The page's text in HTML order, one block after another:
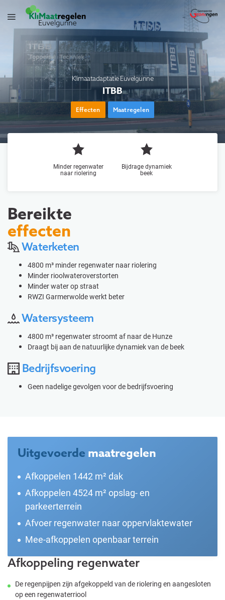
Klimaatadaptatie Euvelgunne
ITBB
Effecten Maatregelen
Minder regenwater
naar riolering
Bijdrage dynamiek
beek
Bereikte
effecten
Waterketen
4800 m³ minder regenwater naar riolering
Minder rioolwateroverstorten
Minder water op straat
RWZI Garmerwolde werkt beter
Watersysteem
4800 m³ regenwater stroomt af naar de Hunze
Draagt bij aan de natuurlijke dynamiek van de beek
Bedrijfsvoering
Geen nadelige gevolgen voor de bedrijfsvoering
Uitgevoerde maatregelen
Afkoppelen 1442 m² dak
Afkoppelen 4524 m² opslag- en
parkeerterrein
Afvoer regenwater naar oppervlaktewater
Mee-afkoppelen openbaar terrein
Afkoppeling regenwater
De regenpijpen zijn afgekoppeld van de riolering en aangesloten
op een regenwaterriool